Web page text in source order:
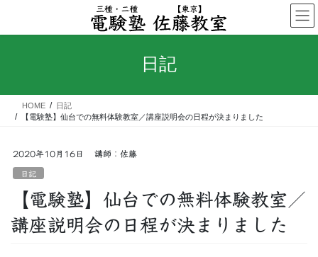
テ
ス
ゲ
ン
日記
HOME
日記
【電験塾】仙台での無料体験教室／講座説明会の日程が決まりました
2020年10月16日 講師：佐藤
日記
【電験塾】仙台での無料体験教室／
講座説明会の日程が決まりました